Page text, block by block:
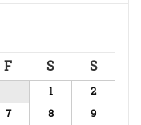
F S S
1
2
7 8
9